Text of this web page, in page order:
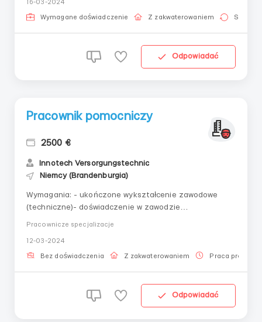
Niemcy, region BrandenburgWarunki
pracy:Zakwaterowanie i wyżywienie na koszt rodziny,
16-03-2024
Wymagane doświadczenie Z zakwaterowaniem Stała
Odpowiadać
Pracownik pomocniczy
2500 €
Innotech Versorgungstechniс
Niemcy (Brandenburgia)
Wymagania: - ukończone wykształcenie zawodowe
(techniczne)- doświadczenie w zawodzie
pracownicza (lub możliwość jej uzyskania)Gdzie
pracować? Na budowieWarunki pracy: - idealna
Pracownicze specjalizacje
12-03-2024
Bez doświadczenia Z zakwaterowaniem Praca
Odpowiadać